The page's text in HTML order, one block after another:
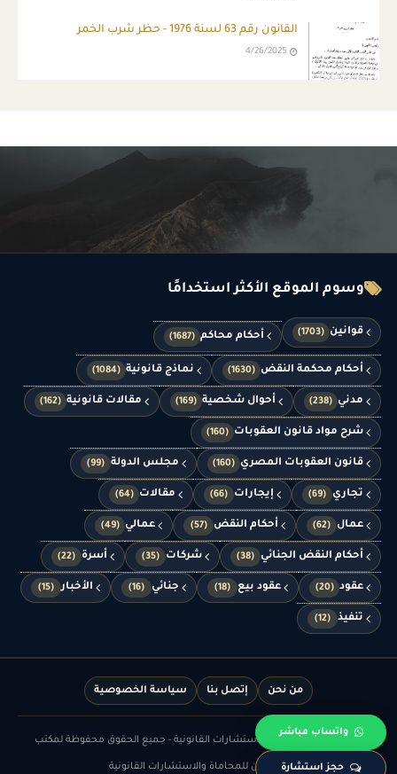
واتساب مباشر
حجز استشارة
القانون رقم 63 لسنة 1976 - حظر شرب الخمر
4/26/2025
وسوم الموقع الأكثر استخدامًا
قوانين (1703) أحكام محاكم (1687)
أحكام محكمة النقض (1630) نماذج قانونية (1084)
مدني (238) أحوال شخصية (169) مقالات قانونية (162)
شرح مواد قانون العقوبات (160)
قانون العقوبات المصري (160) مجلس الدولة (99)
تجاري (69) إيجارات (66) مقالات (64)
عمال (62) أحكام النقض (57) عمالي (49)
أحكام النقض الجنائي (38) شركات (35) أسرة (22)
عقود (20) عقود بيع (18) جنائي (16) الأخبار (15)
تنفيذ (12)
من نحن إتصل بنا سياسة الخصوصية
© الدهشان للمحاماة والاستشارات القانونية - جميع الحقوق محفوظة لمكتب
الدهشان للمحاماة والاستشارات القانونية